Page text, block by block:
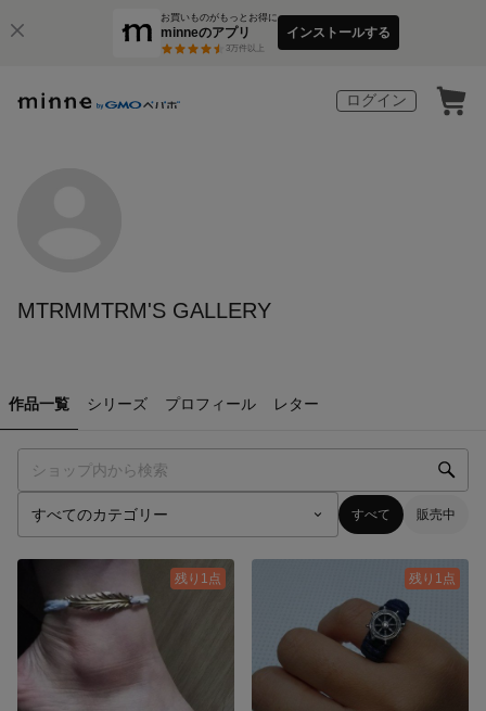
お買いものがもっとお得に
minneのアプリ
3万件以上
インストールする
ログイン
MTRMMTRM'S GALLERY
作品一覧 シリーズ プロフィール レター
すべて 販売中
残り1点 残り1点